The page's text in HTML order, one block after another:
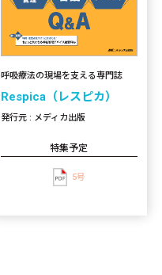
呼吸療法の現場を支える専門誌
Respica（レスピカ）
発行元 : メディカ出版
特集予定
5号